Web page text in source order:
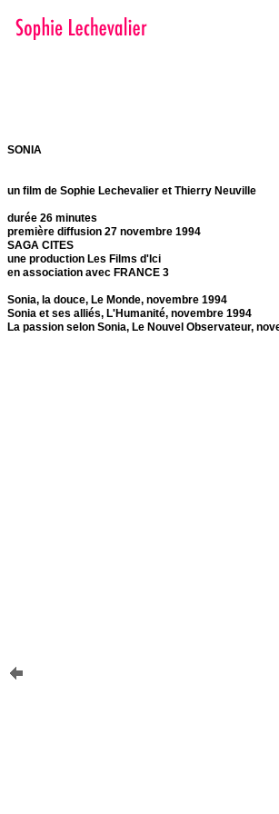
SONIA
un film de Sophie Lechevalier et Thierry Neuville
durée 26 minutes
première diffusion 27 novembre 1994
SAGA CITES
une production Les Films d'Ici
en association avec FRANCE 3
Sonia, la douce, Le Monde, novembre 1994
Sonia et ses alliés, L'Humanité, novembre 1994
La passion selon Sonia, Le Nouvel Observateur,